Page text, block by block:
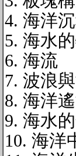
4. 海洋
5. 海水
6. 海流
7. 波浪
8. 海洋
9. 海水
10. 海洋